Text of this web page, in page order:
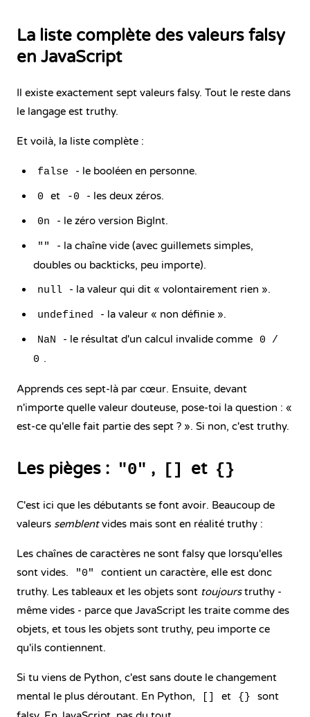
La liste complète des valeurs falsy
en JavaScript
Il existe exactement sept valeurs falsy. Tout le reste dans
le langage est truthy.
Et voilà, la liste complète :
false - le booléen en personne.
0 et -0 - les deux zéros.
0n - le zéro version BigInt.
""
- la chaîne vide (avec guillemets simples,
doubles ou backticks, peu importe).
null - la valeur qui dit « volontairement rien ».
undefined - la valeur « non définie ».
NaN - le résultat d'un calcul invalide comme
0 /
0 .
Apprends ces sept-là par cœur. Ensuite, devant
n'importe quelle valeur douteuse, pose-toi la question : «
est-ce qu'elle fait partie des sept ? ». Si non, c'est truthy.
Les pièges : "0" , [] et {}
C'est ici que les débutants se font avoir. Beaucoup de
valeurs semblentvides mais sont en réalité truthy :
Les chaînes de caractères ne sont falsy que lorsqu'elles
sont vides.
"0"
contient un caractère, elle est donc
truthy. Les tableaux et les objets sont toujourstruthy -
même vides - parce que JavaScript les traite comme des
objets, et tous les objets sont truthy, peu importe ce
qu'ils contiennent.
Si tu viens de Python, c'est sans doute le changement
mental le plus déroutant. En Python,
et {}
sont